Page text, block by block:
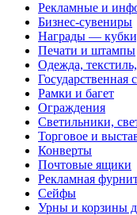
Рекламные и
Бизнес-сувениры
Награды —
Печати и штампы
Одежда,
Государственная
Рамки и багет
Ограждения
Светильники,
Торговое и
Конверты
Почтовые ящики
Рекламная
Сейфы
Урны и корзины